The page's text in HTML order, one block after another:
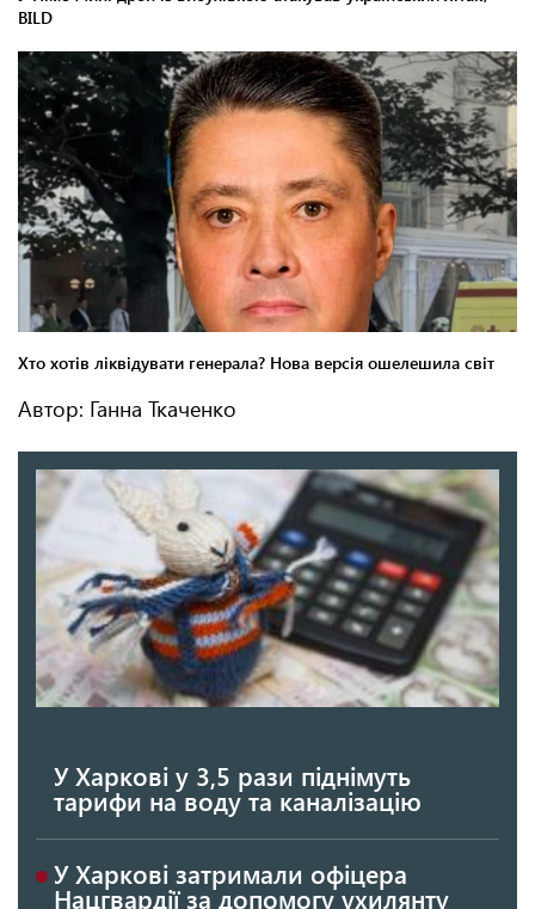
Автор: Ганна Ткаченко
У Харкові у 3,5 рази піднімуть
тарифи на воду та каналізацію
У Харкові затримали офіцера
Нацгвардії за допомогу ухилянту